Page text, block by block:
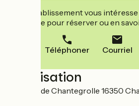
Cet établissement vous
leur site pour réserver ou en
Téléphoner Courriel
Localisation
Ecologis de Chantegrolle 16350